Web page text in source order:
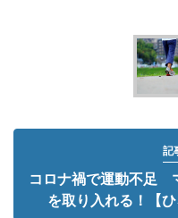
記
コロナ禍で運動不足
を取り入れる！【